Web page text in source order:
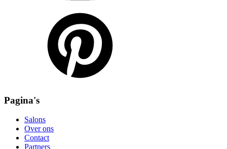
Pagina's
Salons
Over ons
Contact
Partners